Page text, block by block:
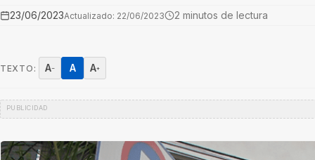
23/06/2023Actualizado: 22/06/2023 2 minutos de lectura
TEXTO: A− A A+